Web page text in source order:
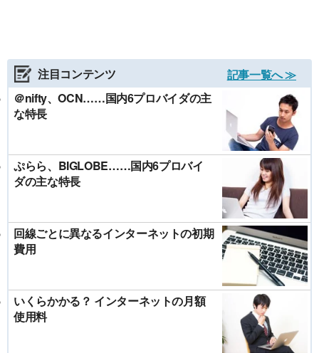
注目コンテンツ
記事一覧へ ≫
＠nifty、OCN……国内6プロバイダの主
な特長
ぷらら、BIGLOBE……国内6プロバイ
ダの主な特長
回線ごとに異なるインターネットの初期
費用
いくらかかる？ インターネットの月額
使用料